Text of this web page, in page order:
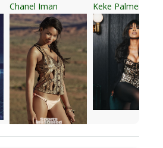
Chanel Iman Keke Palmer